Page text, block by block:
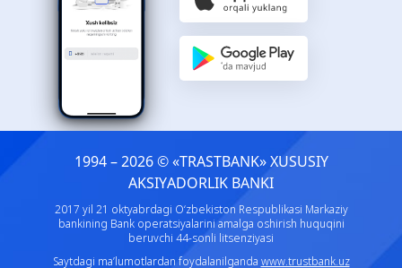
1994 – 2026 © «TRASTBANK» ХUSUSIY
AKSIYADORLIK BANKI
2017 yil 21 oktyabrdagi O‘zbekiston Respublikasi Markaziy
bankining Bank operatsiyalarini amalga oshirish huquqini
beruvchi 44-sonli litsenziyasi
Saytdagi ma’lumotlardan foydalanilganda www.trustbank.uz